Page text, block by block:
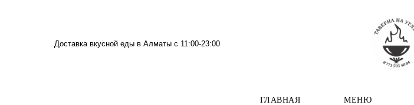
Доставка вкусной еды в Алматы c 11:00-23:00
ГЛАВНАЯ МЕНЮ